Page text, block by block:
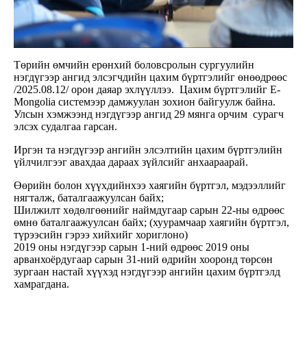
Төрийн өмчийн ерөнхий боловсролын сургуулийн
нэгдүгээр ангид элсэгчдийн цахим бүртгэлийг өнөөдрөөс
/2025.08.12/ орон даяар эхлүүллээ. Цахим бүртгэлийг E-
Mongolia системээр дамжуулан зохион байгуулж байна.
Улсын хэмжээнд нэгдүгээр ангид 29 мянга орчим сурагч
элсэх судалгаа гарсан.
Иргэн та нэгдүгээр ангийн элсэлтийн цахим бүртгэлийн
үйлчилгээг авахдаа дараах зүйлсийг анхаараарай.
Өөрийн болон хүүхдийнхээ хаягийн бүртгэл, мэдээллийг
нягталж, баталгаажуулсан байх;
Шилжилт хөдөлгөөнийг наймдугаар сарын 22-ны өдрөөс
өмнө баталгаажуулсан байх; (хуурамчаар хаягийн бүртгэл,
түрээсийн гэрээ хийхийг хориглоно)
2019 оны нэгдүгээр сарын 1-ний өдрөөс 2019 оны
арванхоёрдугаар сарын 31-ний өдрийн хооронд төрсөн
зургаан настай хүүхэд нэгдүгээр ангийн цахим бүртгэлд
хамрагдана.